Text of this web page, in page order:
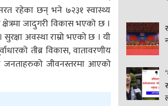
रहेका छन् भने ७२३१ स्वास्थ्य
जादुगरी विकास भएको छ ।
अवस्था राम्रो भएको छ । यी
तीब्र विकास, वातावरणीय
जनताहरुको जीवनस्तरमा आएको